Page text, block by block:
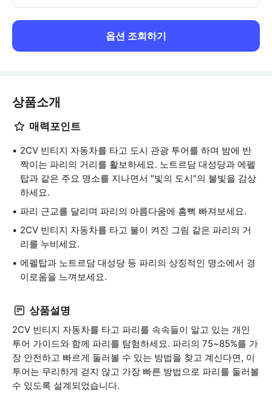
옵션 조회하기
상품소개
매력포인트
2CV 빈티지 자동차를 타고 도시 관광 투어를 하며 밤에 반
짝이는 파리의 거리를 활보하세요. 노트르담 대성당과 에펠
탑과 같은 주요 명소를 지나면서 "빛의 도시"의 불빛을 감상
하세요.
파리 근교를 달리며 파리의 아름다움에 흠뻑 빠져보세요.
2CV 빈티지 자동차를 타고 불이 켜진 그림 같은 파리의 거
리를 누비세요.
에펠탑과 노트르담 대성당 등 파리의 상징적인 명소에서 경
이로움을 느껴보세요.
상품설명
2CV 빈티지 자동차를 타고 파리를 속속들이 알고 있는 개인
투어 가이드와 함께 파리를 탐험하세요. 파리의 75~85%를 가
장 안전하고 빠르게 둘러볼 수 있는 방법을 찾고 계신다면, 이
투어는 무리하게 걷지 않고 가장 빠른 방법으로 파리를 둘러볼
수 있도록 설계되었습니다.